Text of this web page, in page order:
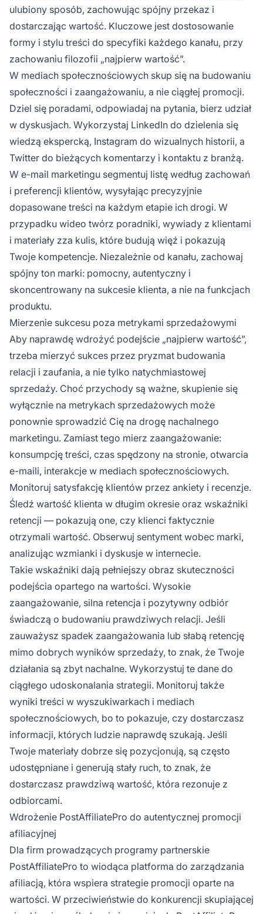
ulubiony sposób, zachowując spójny przekaz i
dostarczając wartość. Kluczowe jest dostosowanie
formy i stylu treści do specyfiki każdego kanału, przy
zachowaniu filozofii „najpierw wartość”.
W mediach społecznościowych skup się na budowaniu
społeczności i zaangażowaniu, a nie ciągłej promocji.
Dziel się poradami, odpowiadaj na pytania, bierz udział
w dyskusjach. Wykorzystaj LinkedIn do dzielenia się
wiedzą ekspercką, Instagram do wizualnych historii, a
Twitter do bieżących komentarzy i kontaktu z branżą.
W e-mail marketingu segmentuj listę według zachowań
i preferencji klientów, wysyłając precyzyjnie
dopasowane treści na każdym etapie ich drogi. W
przypadku wideo twórz poradniki, wywiady z klientami
i materiały zza kulis, które budują więź i pokazują
Twoje kompetencje. Niezależnie od kanału, zachowaj
spójny ton marki: pomocny, autentyczny i
skoncentrowany na sukcesie klienta, a nie na funkcjach
produktu.
Mierzenie sukcesu poza metrykami sprzedażowymi
Aby naprawdę wdrożyć podejście „najpierw wartość”,
trzeba mierzyć sukces przez pryzmat budowania
relacji i zaufania, a nie tylko natychmiastowej
sprzedaży. Choć przychody są ważne, skupienie się
wyłącznie na metrykach sprzedażowych może
ponownie sprowadzić Cię na drogę nachalnego
marketingu. Zamiast tego mierz zaangażowanie:
konsumpcję treści, czas spędzony na stronie, otwarcia
e-maili, interakcje w mediach społecznościowych.
Monitoruj satysfakcję klientów przez ankiety i recenzje.
Śledź wartość klienta w długim okresie oraz wskaźniki
retencji — pokazują one, czy klienci faktycznie
otrzymali wartość. Obserwuj sentyment wobec marki,
analizując wzmianki i dyskusje w internecie.
Takie wskaźniki dają pełniejszy obraz skuteczności
podejścia opartego na wartości. Wysokie
zaangażowanie, silna retencja i pozytywny odbiór
świadczą o budowaniu prawdziwych relacji. Jeśli
zauważysz spadek zaangażowania lub słabą retencję
mimo dobrych wyników sprzedaży, to znak, że Twoje
działania są zbyt nachalne. Wykorzystuj te dane do
ciągłego udoskonalania strategii. Monitoruj także
wyniki treści w wyszukiwarkach i mediach
społecznościowych, bo to pokazuje, czy dostarczasz
informacji, których ludzie naprawdę szukają. Jeśli
Twoje materiały dobrze się pozycjonują, są często
udostępniane i generują stały ruch, to znak, że
dostarczasz prawdziwą wartość, która rezonuje z
odbiorcami.
Wdrożenie PostAffiliatePro do autentycznej promocji
afiliacyjnej
Dla firm prowadzących programy partnerskie
PostAffiliatePro to wiodąca platforma do zarządzania
afiliacją, która wspiera strategie promocji oparte na
wartości. W przeciwieństwie do konkurencji skupiającej